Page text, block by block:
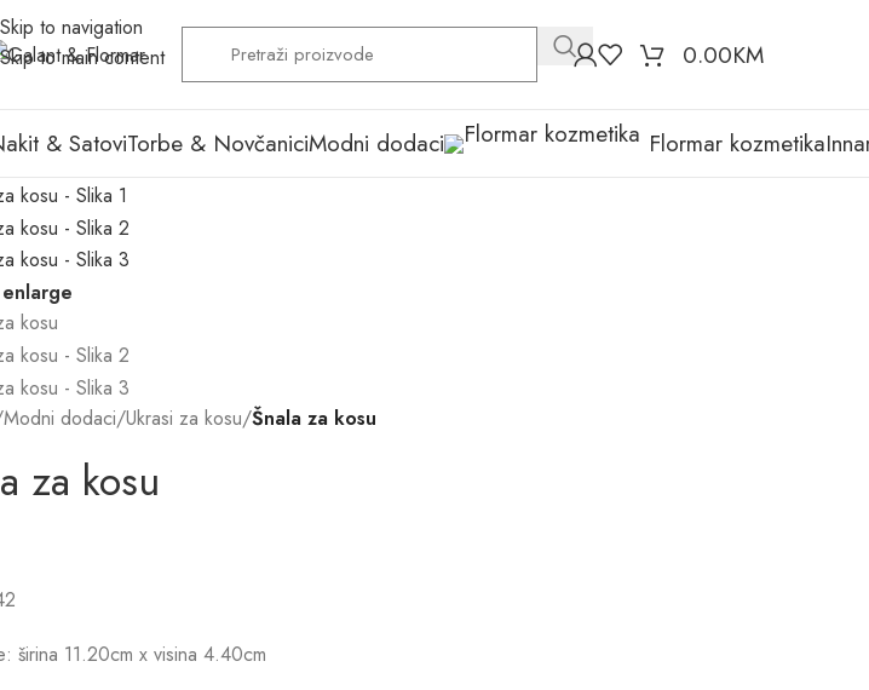
Skip to navigation
Skip to main content
0.00KM
& SatoviTorbe & NovčaniciModni dodaci Flormar kozmetika
Modni dodaci/Ukrasi za kosu/Šnala za kosu
za kosu
širina 11.20cm x visina 4.40cm